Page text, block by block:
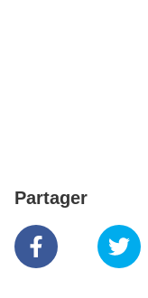
Partager